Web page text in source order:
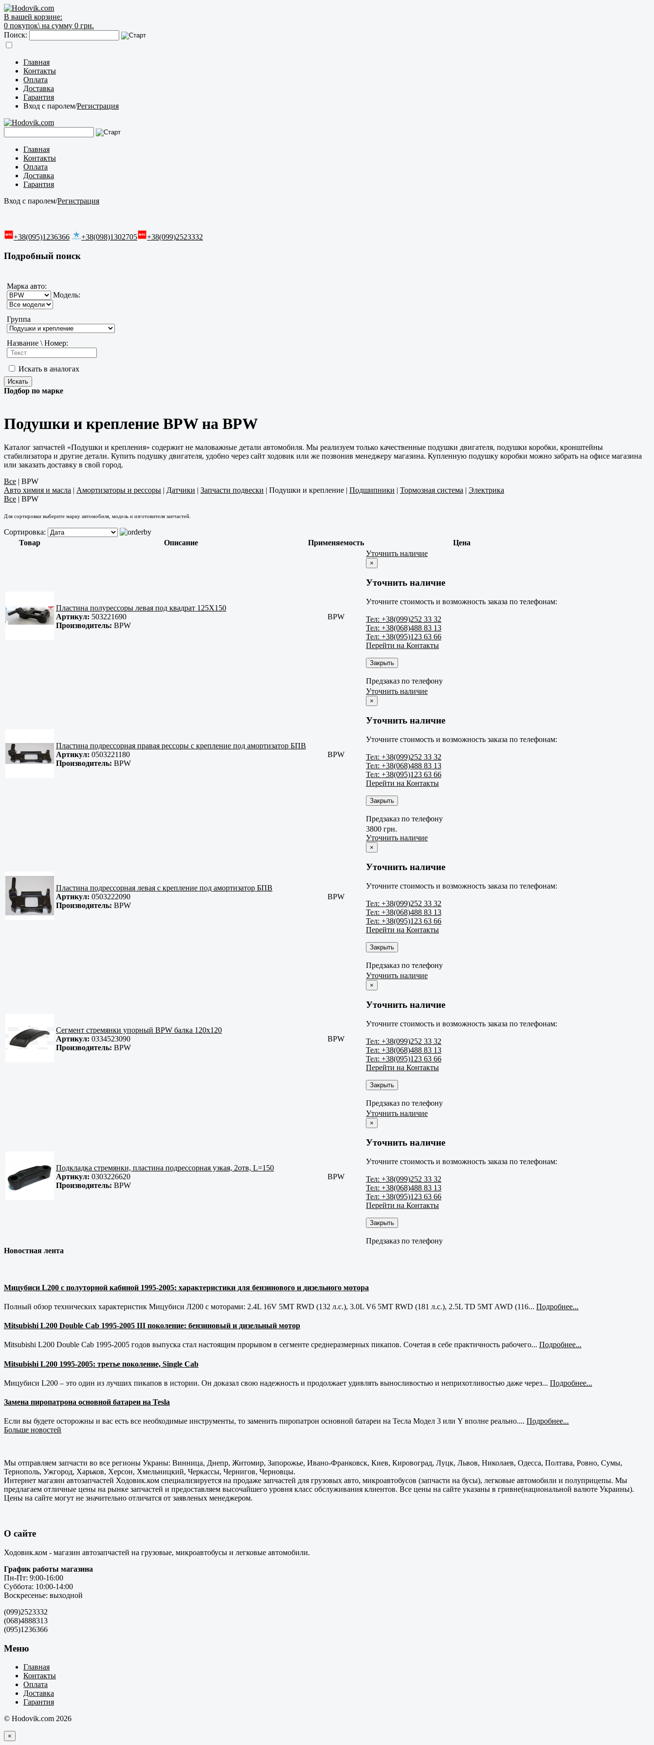
В вашей корзине:
0 покупок\ на сумму 0 грн.
Поиск:
Главная
Контакты
Оплата
Доставка
Гарантия
Вход с паролем/Регистрация
Главная
Контакты
Оплата
Доставка
Гарантия
Вход с паролем/Регистрация
+38(095)1236366 +38(098)1302705 +38(099)2523332
Подробный поиск
Марка авто:
Модель:
Группа
Название \ Номер:
Искать в аналогах
Подбор по марке
Подушки и крепление BPW на BPW
Каталог запчастей «Подушки и крепления» содержит не маловажные детали автомобиля. Мы реализуем только качественные подушки двигателя, подушки коробки, кронштейны
стабилизатора и другие детали. Купить подушку двигателя, удобно через сайт ходовик или же позвонив менеджеру магазина. Купленную подушку коробки можно забрать на офисе магазина
или заказать доставку в свой город.
Все | BPW
Авто химия и масла | Амортизаторы и рессоры | Датчики | Запчасти подвески | Подушки и крепление | Подшипники | Тормозная система | Электрика
Все | BPW
Для сортировки выберите марку автомобиля, модель и изготовителя запчастей.
Сортировка:
Товар
Описание Применяемость Цена
Пластина полурессоры левая под квадрат 125X150
Артикул: 503221690
Производитель: BPW
BPW
Уточнить наличие
×
Уточнить наличие
Уточните стоимость и возможность заказа по телефонам:
Тел: +38(099)252 33 32
Тел: +38(068)488 83 13
Тел: +38(095)123 63 66
Перейти на Контакты
Закрыть
Предзаказ по телефону
Пластина подрессорная правая рессоры с крепление под амортизатор БПВ
Артикул: 0503221180
Производитель: BPW
BPW
Уточнить наличие
×
Уточнить наличие
Уточните стоимость и возможность заказа по телефонам:
Тел: +38(099)252 33 32
Тел: +38(068)488 83 13
Тел: +38(095)123 63 66
Перейти на Контакты
Закрыть
Предзаказ по телефону
Пластина подрессорная левая с крепление под амортизатор БПВ
Артикул: 0503222090
Производитель: BPW
BPW
3800 грн.
Уточнить наличие
×
Уточнить наличие
Уточните стоимость и возможность заказа по телефонам:
Тел: +38(099)252 33 32
Тел: +38(068)488 83 13
Тел: +38(095)123 63 66
Перейти на Контакты
Закрыть
Предзаказ по телефону
Сегмент стремянки упорный BPW балка 120x120
Артикул: 0334523090
Производитель: BPW
BPW
Уточнить наличие
×
Уточнить наличие
Уточните стоимость и возможность заказа по телефонам:
Тел: +38(099)252 33 32
Тел: +38(068)488 83 13
Тел: +38(095)123 63 66
Перейти на Контакты
Закрыть
Предзаказ по телефону
Подкладка стремянки, пластина подрессорная узкая, 2отв, L=150
Артикул: 0303226620
Производитель: BPW
BPW
Уточнить наличие
×
Уточнить наличие
Уточните стоимость и возможность заказа по телефонам:
Тел: +38(099)252 33 32
Тел: +38(068)488 83 13
Тел: +38(095)123 63 66
Перейти на Контакты
Закрыть
Предзаказ по телефону
Новостная лента
Мицубиси L200 с полуторной кабиной 1995-2005: характеристики для бензинового и дизельного мотора
Полный обзор технических характеристик Мицубиси Л200 с моторами: 2.4L 16V 5MT RWD (132 л.с.), 3.0L V6 5MT RWD (181 л.с.), 2.5L TD 5MT AWD (116... Подробнее...
Mitsubishi L200 Double Cab 1995-2005 III поколение: бензиновый и дизельный мотор
Mitsubishi L200 Double Cab 1995-2005 годов выпуска стал настоящим прорывом в сегменте среднеразмерных пикапов. Сочетая в себе практичность рабочего... Подробнее...
Mitsubishi L200 1995-2005: третье поколение, Single Cab
Мицубиси L200 – это один из лучших пикапов в истории. Он доказал свою надежность и продолжает удивлять выносливостью и неприхотливостью даже через... Подробнее...
Замена пиропатрона основной батареи на Tesla
Если вы будете осторожны и вас есть все необходимые инструменты, то заменить пиропатрон основной батареи на Тесла Модел 3 или Y вполне реально.... Подробнее...
Больше новостей
Мы отправляем запчасти во все регионы Украны: Винница, Днепр, Житомир, Запорожье, Ивано-Франковск, Киев, Кировоград, Луцк, Львов, Николаев, Одесса, Полтава, Ровно, Сумы,
Тернополь, Ужгород, Харьков, Херсон, Хмельницкий, Черкассы, Чернигов, Черновцы.
Интернет магазин автозапчастей Ходовик.ком специализируется на продаже запчастей для грузовых авто, микроавтобусов (запчасти на бусы), легковые автомобили и полуприцепы. Мы
предлагаем отличные цены на рынке запчастей и предоставляем высочайшего уровня класс обслуживания клиентов. Все цены на сайте указаны в гривне(национальной валюте Украины).
Цены на сайте могут не значительно отличатся от заявленых менеджером.
О сайте
Ходовик.ком - магазин автозапчастей на грузовые, микроавтобусы и легковые автомобили.
График работы магазина
Пн-Пт: 9:00-16:00
Суббота: 10:00-14:00
Воскресенье: выходной
(099)2523332
(068)4888313
(095)1236366
Меню
Главная
Контакты
Оплата
Доставка
Гарантия
© Hodovik.com 2026
×